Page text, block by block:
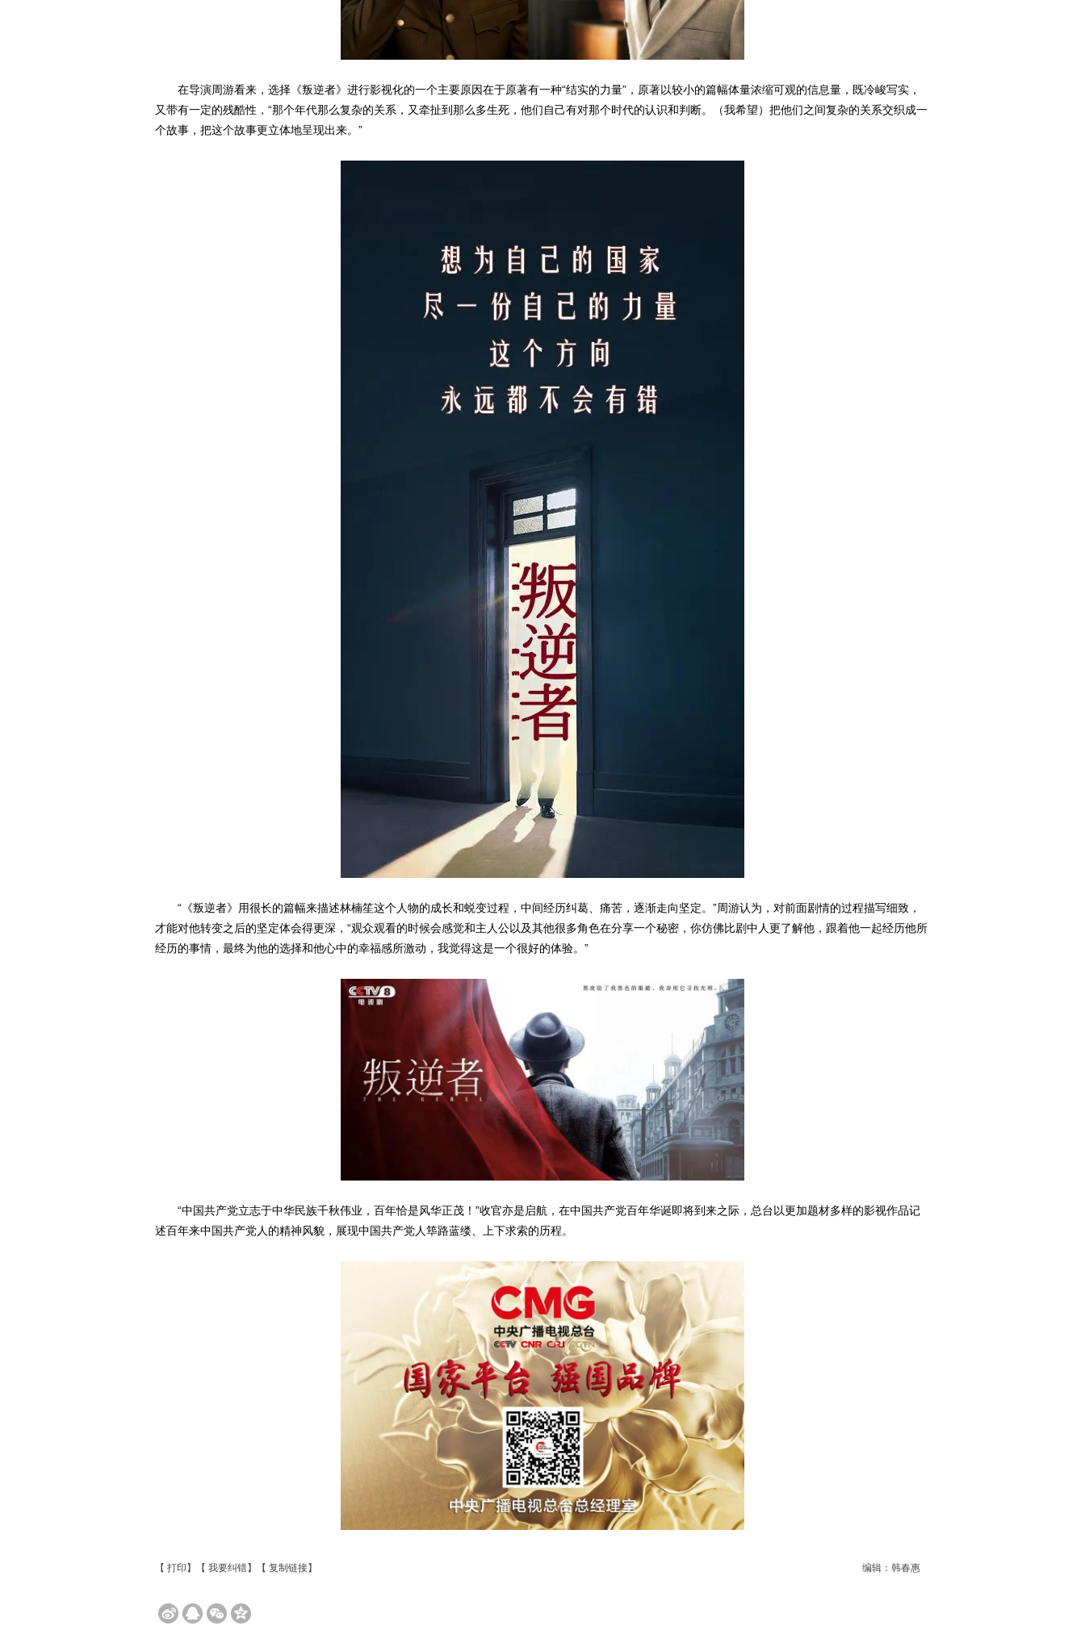
在导演周游看来，选择《叛逆者》进行影视化的一个主要原因在于原著有一种“结实的力量”，原著以较小的篇幅体量浓缩可观的信息量，既冷峻写实，
又带有一定的残酷性，“那个年代那么复杂的关系，又牵扯到那么多生死，他们自己有对那个时代的认识和判断。（我希望）把他们之间复杂的关系交织成一
个故事，把这个故事更立体地呈现出来。”
“《叛逆者》用很长的篇幅来描述林楠笙这个人物的成长和蜕变过程，中间经历纠葛、痛苦，逐渐走向坚定。”周游认为，对前面剧情的过程描写细致，
才能对他转变之后的坚定体会得更深，“观众观看的时候会感觉和主人公以及其他很多角色在分享一个秘密，你仿佛比剧中人更了解他，跟着他一起经历他所
经历的事情，最终为他的选择和他心中的幸福感所激动，我觉得这是一个很好的体验。”
“中国共产党立志于中华民族千秋伟业，百年恰是风华正茂！”收官亦是启航，在中国共产党百年华诞即将到来之际，总台以更加题材多样的影视作品记
述百年来中国共产党人的精神风貌，展现中国共产党人筚路蓝缕、上下求索的历程。
编辑：韩春惠
【 打印 】【 我要纠错】【 复制链接】